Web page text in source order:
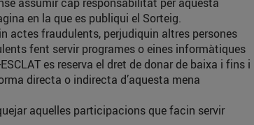
en la que es publiqui el Sorteig.
actes fraudulents, perjudiquin altres persones
fent servir programes o eines informàtiques
es reserva el dret de donar de baixa i fins i
directa o indirecta d’aquesta mena
aquelles participacions que facin servir